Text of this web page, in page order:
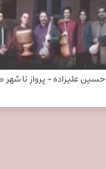
حسین علیزاده - پرواز تا